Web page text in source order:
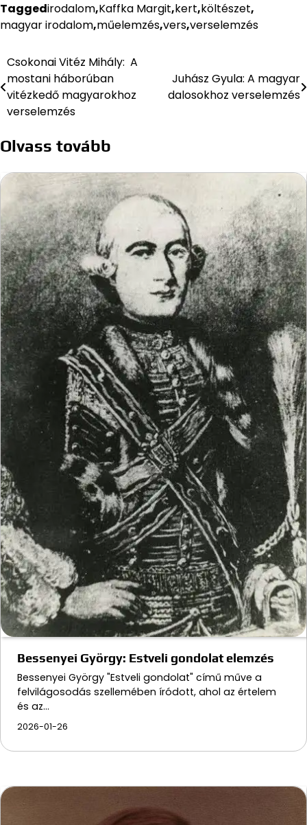
Taggedirodalom,Kaffka Margit,kert,költészet,
magyar irodalom,műelemzés,vers,verselemzés
Bejegyzés
navigáció
Csokonai Vitéz Mihály: A
mostani háborúban
vitézkedő magyarokhoz
verselemzés
Juhász Gyula: A magyar
dalosokhoz verselemzés
Olvass tovább
Bessenyei György: Estveli gondolat elemzés
Bessenyei György "Estveli gondolat" című műve a
felvilágosodás szellemében íródott, ahol az értelem
és az…
2026-01-26